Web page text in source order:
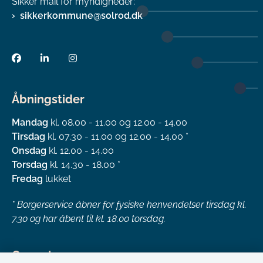
sikkerkommune@solrod.dk
Åbningstider
Mandag kl. 08.00 - 11.00 og 12.00 - 14.00
Tirsdag kl. 07.30 - 11.00 og 12.00 - 14.00 *
Onsdag kl. 12.00 - 14.00
Torsdag kl. 14.30 - 18.00 *
Fredag lukket
* Borgerservice åbner for fysiske henvendelser tirsdag kl.
7.30 og har åbent til kl. 18.00 torsdag.
Genveje